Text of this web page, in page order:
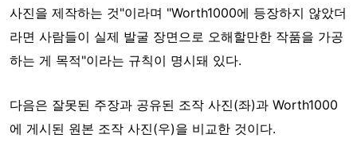
사진을 제작하는 것"이라며 "Worth1000에 등장하지 않았더
라면 사람들이 실제 발굴 장면으로 오해할만한 작품을 가공
하는 게 목적"이라는 규칙이 명시돼 있다.
다음은 잘못된 주장과 공유된 조작 사진(좌)과 Worth1000
에 게시된 원본 조작 사진(우)을 비교한 것이다.